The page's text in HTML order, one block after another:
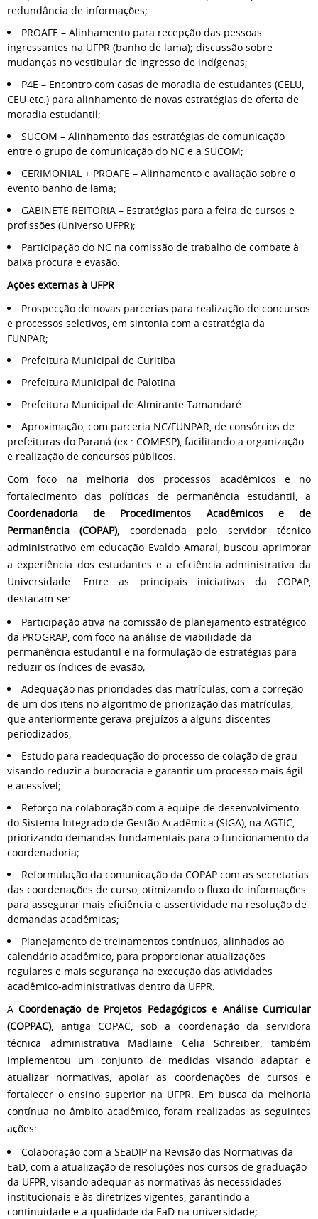
redundância de informações;
PROAFE – Alinhamento para recepção das pessoas
ingressantes na UFPR (banho de lama); discussão sobre
mudanças no vestibular de ingresso de indígenas;
P4E – Encontro com casas de moradia de estudantes (CELU,
CEU etc.) para alinhamento de novas estratégias de oferta de
moradia estudantil;
SUCOM – Alinhamento das estratégias de comunicação
entre o grupo de comunicação do NC e a SUCOM;
CERIMONIAL + PROAFE – Alinhamento e avaliação sobre o
evento banho de lama;
GABINETE REITORIA – Estratégias para a feira de cursos e
profissões (Universo UFPR);
Participação do NC na comissão de trabalho de combate à
baixa procura e evasão.
Ações externas à UFPR
Prospecção de novas parcerias para realização de concursos
e processos seletivos, em sintonia com a estratégia da
FUNPAR;
Prefeitura Municipal de Curitiba
Prefeitura Municipal de Palotina
Prefeitura Municipal de Almirante Tamandaré
Aproximação, com parceria NC/FUNPAR, de consórcios de
prefeituras do Paraná (ex.: COMESP), facilitando a organização
e realização de concursos públicos.
Com foco na melhoria dos processos acadêmicos e no
fortalecimento das políticas de permanência estudantil, a
Coordenadoria de Procedimentos Acadêmicos e de
Permanência (COPAP), coordenada pelo servidor técnico
administrativo em educação Evaldo Amaral, buscou aprimorar
a experiência dos estudantes e a eficiência administrativa da
Universidade. Entre as principais iniciativas da COPAP,
destacam-se:
Participação ativa na comissão de planejamento estratégico
da PROGRAP, com foco na análise de viabilidade da
permanência estudantil e na formulação de estratégias para
reduzir os índices de evasão;
Adequação nas prioridades das matrículas, com a correção
de um dos itens no algoritmo de priorização das matrículas,
que anteriormente gerava prejuízos a alguns discentes
periodizados;
Estudo para readequação do processo de colação de grau
visando reduzir a burocracia e garantir um processo mais ágil
e acessível;
Reforço na colaboração com a equipe de desenvolvimento
do Sistema Integrado de Gestão Acadêmica (SIGA), na AGTIC,
priorizando demandas fundamentais para o funcionamento da
coordenadoria;
Reformulação da comunicação da COPAP com as secretarias
das coordenações de curso, otimizando o fluxo de informações
para assegurar mais eficiência e assertividade na resolução de
demandas acadêmicas;
Planejamento de treinamentos contínuos, alinhados ao
calendário acadêmico, para proporcionar atualizações
regulares e mais segurança na execução das atividades
acadêmico-administrativas dentro da UFPR.
A Coordenação de Projetos Pedagógicos e Análise Curricular
(COPPAC), antiga COPAC, sob a coordenação da servidora
técnica administrativa Madlaine Celia Schreiber, também
implementou um conjunto de medidas visando adaptar e
atualizar normativas, apoiar as coordenações de cursos e
fortalecer o ensino superior na UFPR. Em busca da melhoria
contínua no âmbito acadêmico, foram realizadas as seguintes
ações:
Colaboração com a SEaDIP na Revisão das Normativas da
EaD, com a atualização de resoluções nos cursos de graduação
da UFPR, visando adequar as normativas às necessidades
institucionais e às diretrizes vigentes, garantindo a
continuidade e a qualidade da EaD na universidade;